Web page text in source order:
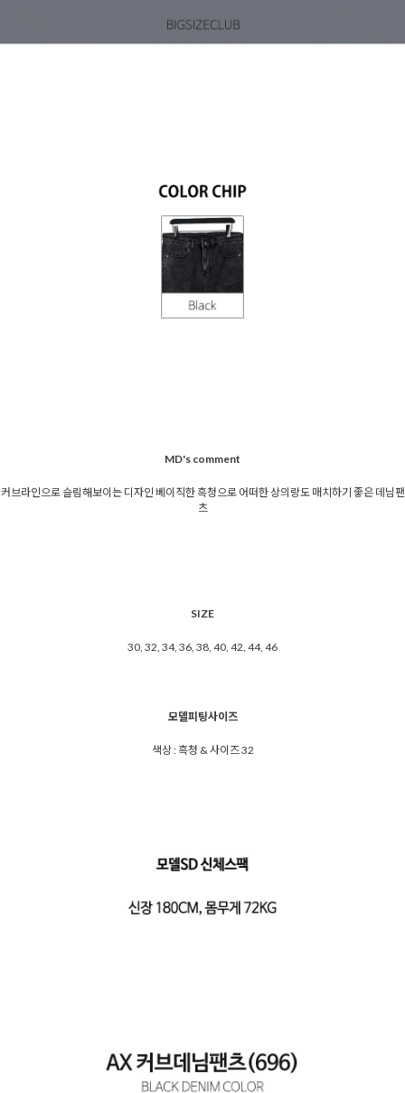
MD's comment
커브라인으로 슬림해보이는 디자인 베이직한 흑청으로 어떠한 상의랑도 매치하기 좋은 데님팬
츠
SIZE
30, 32, 34, 36, 38, 40, 42, 44, 46
모델피팅사이즈
색상 : 흑청 & 사이즈 32